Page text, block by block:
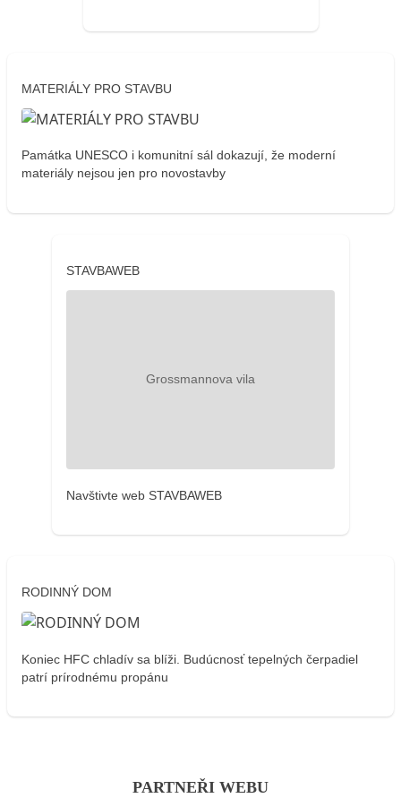
MATERIÁLY PRO STAVBU
Památka UNESCO i komunitní sál dokazují, že moderní
materiály nejsou jen pro novostavby
STAVBAWEB
Navštivte web STAVBAWEB
RODINNÝ DOM
Koniec HFC chladív sa blíži. Budúcnosť tepelných čerpadiel
patrí prírodnému propánu
PARTNEŘI WEBU